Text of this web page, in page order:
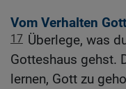
Vom Verhalten
17 Überlege, was
Gotteshaus gehst.
lernen, Gott zu